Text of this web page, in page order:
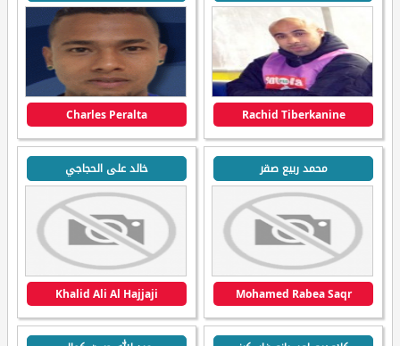
Rachid Tiberkanine
Charles Peralta
محمد ربيع صقر
Mohamed Rabea Saqr
خالد على الحجاجي
Khalid Ali Al Hajjaji